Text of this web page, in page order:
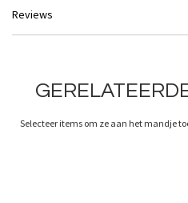
Reviews
Selecteer items om ze aan het mandje